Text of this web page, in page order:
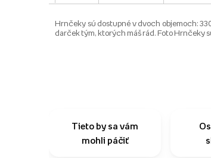
Hrnčeky sú dostupné v dvoch objemoch:
darček tým, ktorých máš rád. Foto Hrnčeky
Tieto by sa vám
mohli páčiť